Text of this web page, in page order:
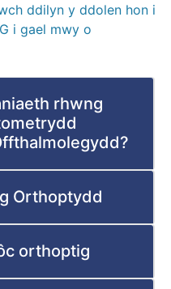
ddilyn y ddolen hon i
i gael mwy o
rhwng
Orthoptydd
orthoptig